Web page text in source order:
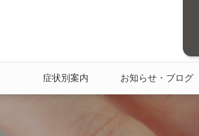
症状別案内 お知らせ・ブログ